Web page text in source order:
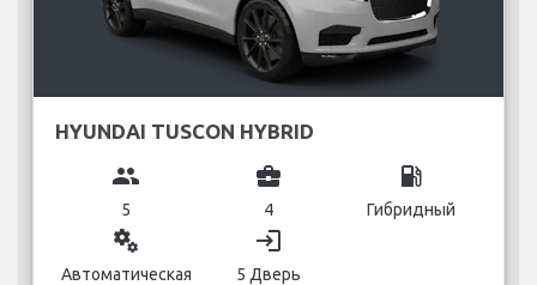
HYUNDAI TUSCON HYBRID
group
5
business_center
4
local_gas_station
Гибридный
miscellaneous_services
Автоматическая
login
5 Дверь